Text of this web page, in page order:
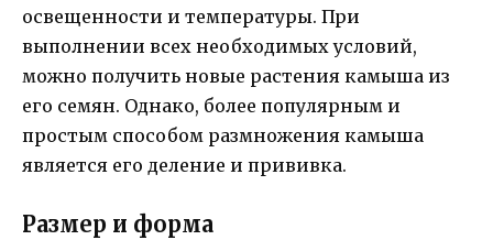
освещенности и температуры. При
выполнении всех необходимых условий,
можно получить новые растения камыша из
его семян. Однако, более популярным и
простым способом размножения камыша
является его деление и прививка.
Размер и форма